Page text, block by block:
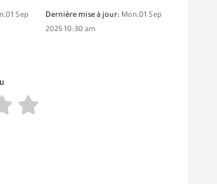
Sep
Dernière mise à jour: Mon,01 Sep
2025 10:30 am